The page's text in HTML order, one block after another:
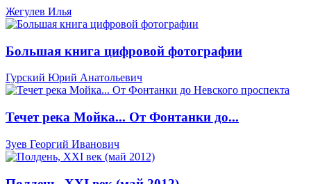
Жегулев Илья
Большая книга цифровой фотографии
Гурский Юрий Анатольевич
Течет река Мойка... От Фонтанки до...
Зуев Георгий Иванович